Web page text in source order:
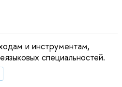
и инструментам,
специальностей.